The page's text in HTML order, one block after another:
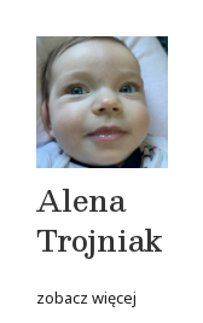
Alena
Trojniak
zobacz więcej